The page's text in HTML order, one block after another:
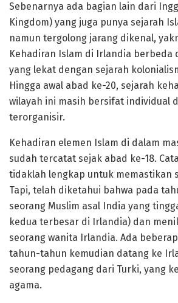
Sebenarnya ada bagian lain dari
Kingdom) yang juga punya sejarah
namun tergolong jarang dikenal,
Kehadiran Islam di Irlandia berbeda
yang lekat dengan sejarah
Hingga awal abad ke-20, sejarah
wilayah ini masih bersifat individual
terorganisir.
Kehadiran elemen Islam di dalam
sudah tercatat sejak abad ke-18.
tidaklah lengkap untuk memastikan
Tapi, telah diketahui bahwa pada
seorang Muslim asal India yang
kedua terbesar di Irlandia) dan
seorang wanita Irlandia. Ada
tahun-tahun kemudian datang ke
seorang pedagang dari Turki, yang
agama.